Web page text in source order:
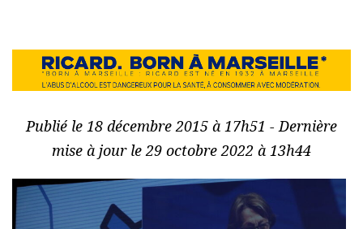
Publié le 18 décembre 2015 à 17h51 - Dernière
mise à jour le 29 octobre 2022 à 13h44